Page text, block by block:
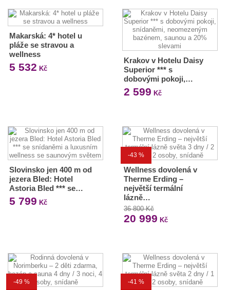
Makarská: 4* hotel u
pláže se stravou a
wellness
5 532 Kč
Krakov v Hotelu Daisy
Superior *** s
dobovými pokoji,…
2 599 Kč
Slovinsko jen 400 m od
jezera Bled: Hotel
Astoria Bled *** se…
5 799 Kč
-43 %
Wellness dovolená v
Therme Erding –
největší termální
lázně…
36 800 Kč
20 999 Kč
-49 % -41 %